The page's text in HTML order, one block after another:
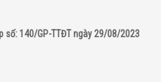
số: 140/GP-TTĐT ngày 29/08/2023